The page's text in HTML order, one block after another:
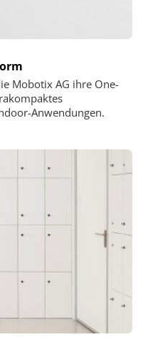
Mobotix AG ihre One-
Anwendungen.